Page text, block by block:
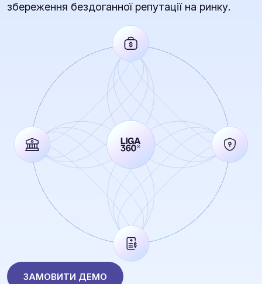
збереження бездоганної репутації на ринку.
ЗАМОВИТИ ДЕМО